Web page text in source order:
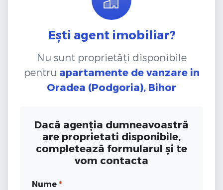
Ești agent imobiliar?
Nu sunt proprietăți disponibile
pentru apartamente de vanzare in
Oradea (Podgoria), Bihor
Dacă agenția dumneavoastră
are proprietati disponibile,
completează formularul și te
vom contacta
Nume *